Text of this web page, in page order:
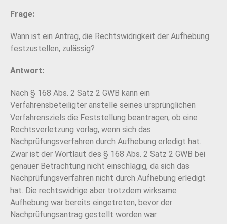
Frage:
Wann ist ein Antrag, die Rechtswidrigkeit der Aufhebung
festzustellen, zulässig?
Antwort:
Nach § 168 Abs. 2 Satz 2 GWB kann ein
Verfahrensbeteiligter anstelle seines ursprünglichen
Verfahrensziels die Feststellung beantragen, ob eine
Rechtsverletzung vorlag, wenn sich das
Nachprüfungsverfahren durch Aufhebung erledigt hat.
Zwar ist der Wortlaut des § 168 Abs. 2 Satz 2 GWB bei
genauer Betrachtung nicht einschlägig, da sich das
Nachprüfungsverfahren nicht durch Aufhebung erledigt
hat. Die rechtswidrige aber trotzdem wirksame
Aufhebung war bereits eingetreten, bevor der
Nachprüfungsantrag gestellt worden war.